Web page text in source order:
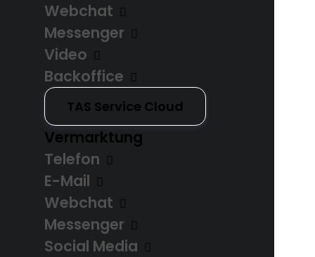
Webchat
Messenger
Video
Backoffice
TAS Service Cloud
Vermarktung
Telefon
E-Mail
Webchat
Messenger
Social MediaPrävention